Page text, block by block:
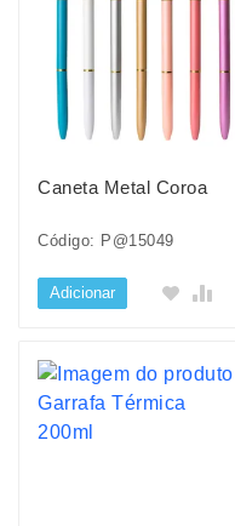
Caneta Metal Coroa
Código: P@15049
Adicionar